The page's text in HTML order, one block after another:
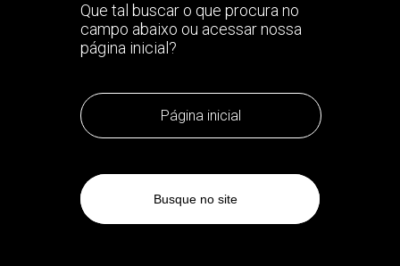
Que tal buscar o que procura no
campo abaixo ou acessar nossa
página inicial?
Página inicial